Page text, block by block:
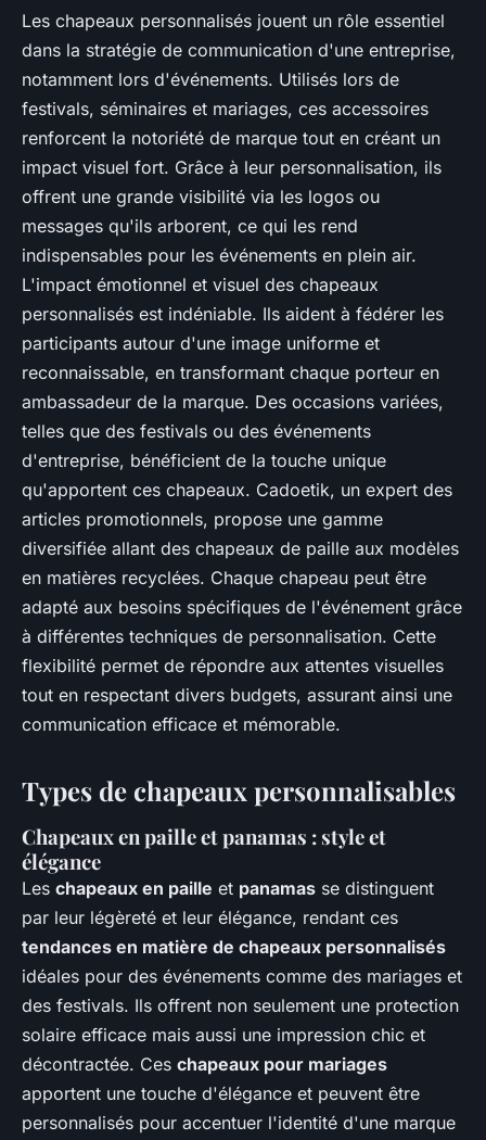
Les chapeaux personnalisés jouent un rôle essentiel
dans la stratégie de communication d'une entreprise,
notamment lors d'événements. Utilisés lors de
festivals, séminaires et mariages, ces accessoires
renforcent la notoriété de marque tout en créant un
impact visuel fort. Grâce à leur personnalisation, ils
offrent une grande visibilité via les logos ou
messages qu'ils arborent, ce qui les rend
indispensables pour les événements en plein air.
L'impact émotionnel et visuel des chapeaux
personnalisés est indéniable. Ils aident à fédérer les
participants autour d'une image uniforme et
reconnaissable, en transformant chaque porteur en
ambassadeur de la marque. Des occasions variées,
telles que des festivals ou des événements
d'entreprise, bénéficient de la touche unique
qu'apportent ces chapeaux. Cadoetik, un expert des
articles promotionnels, propose une gamme
diversifiée allant des chapeaux de paille aux modèles
en matières recyclées. Chaque chapeau peut être
adapté aux besoins spécifiques de l'événement grâce
à différentes techniques de personnalisation. Cette
flexibilité permet de répondre aux attentes visuelles
tout en respectant divers budgets, assurant ainsi une
communication efficace et mémorable.
Types de chapeaux personnalisables
Chapeaux en paille et panamas : style et
élégance
Les chapeaux en paille et panamas se distinguent
par leur légèreté et leur élégance, rendant ces
tendances en matière de chapeaux personnalisés
idéales pour des événements comme des mariages et
des festivals. Ils offrent non seulement une protection
solaire efficace mais aussi une impression chic et
décontractée. Ces chapeaux pour mariages
apportent une touche d'élégance et peuvent être
personnalisés pour accentuer l'identité d'une marque